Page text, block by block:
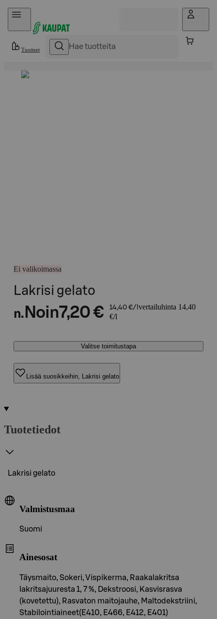
Hyppää sisältöön
Tuotteet
Ei valikoimassa
Lakrisi gelato
n. Noin7,20 € 14,40 €/l vertailuhinta 14,40
€/l
Valitse toimitustapa
Lisää suosikkeihin, Lakrisi gelato
Tuotetiedot
Lakrisi gelato
Valmistusmaa
Suomi
Ainesosat
Täysmaito, Sokeri, Vispikerma, Raakalakritsa
lakritsajuuresta 1, 7 %, Dekstroosi, Kasvisrasva
(kovetettu), Rasvaton maitojauhe, Maltodekstriini,
Stabilointiaineet(E410, E466, E412, E401)